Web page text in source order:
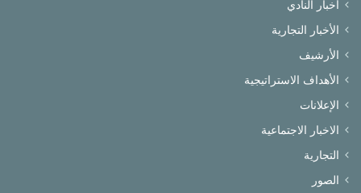
أخبار النادي
الأخبار التجارية
الأرشيف
الأهداف الاستراتيجية
الإعلانات
الاخبار الاجتماعية
التجارية
الصور